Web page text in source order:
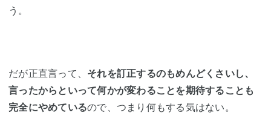
う。
だが正直言って、 それを訂正するのもめんどくさいし、
言ったからといって何かが変わることを期待することも
完全にやめているので、つまり何もする気はない。